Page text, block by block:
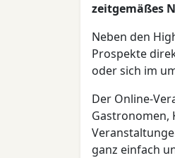
zeitgemäßes
Neben den
Prospekte
oder sich im
Der Online-
Gastronomen,
ganz einfach